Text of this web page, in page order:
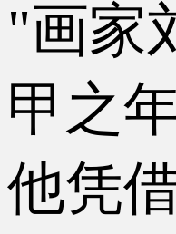
"画家
甲之
他凭